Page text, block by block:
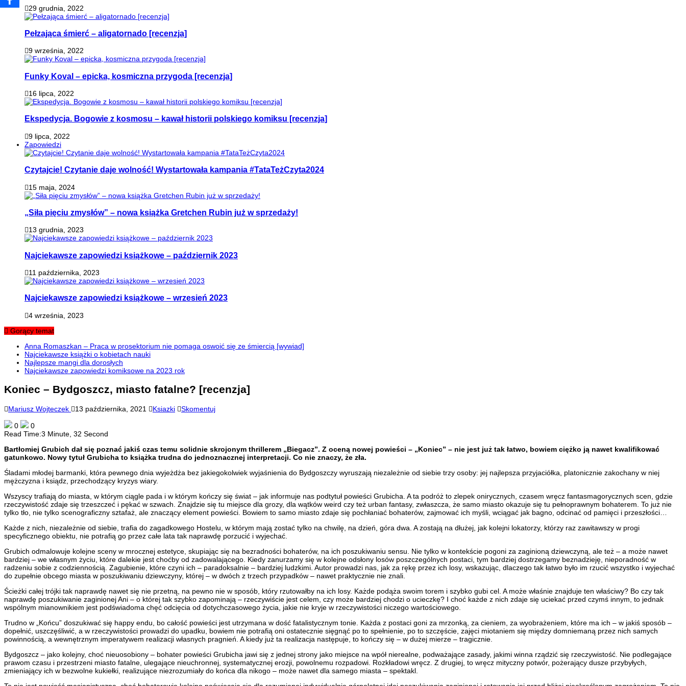
29 grudnia, 2022
Pełzająca śmierć – aligatornado [recenzja]
9 września, 2022
Funky Koval – epicka, kosmiczna przygoda [recenzja]
16 lipca, 2022
Ekspedycja. Bogowie z kosmosu – kawał historii polskiego komiksu [recenzja]
9 lipca, 2022
Zapowiedzi
Czytajcie! Czytanie daje wolność! Wystartowała kampania #TataTeżCzyta2024
15 maja, 2024
„Siła pięciu zmysłów” – nowa książka Gretchen Rubin już w sprzedaży!
13 grudnia, 2023
Najciekawsze zapowiedzi książkowe – październik 2023
11 października, 2023
Najciekawsze zapowiedzi książkowe – wrzesień 2023
4 września, 2023
Gorący temat
Anna Romaszkan – Praca w prosektorium nie pomaga oswoić się ze śmiercią [wywiad]
Najciekawsze książki o kobietach nauki
Najlepsze mangi dla dorosłych
Najciekawsze zapowiedzi komiksowe na 2023 rok
Koniec – Bydgoszcz, miasto fatalne? [recenzja]
Mariusz Wojteczek 13 października, 2021 Ksiazki Skomentuj
0
0
Read Time:3 Minute, 32 Second
Bartłomiej Grubich dał się poznać jakiś czas temu solidnie skrojonym thrillerem „Biegacz”. Z oceną nowej powieści – „Koniec” – nie jest już tak łatwo, bowiem ciężko ją nawet kwalifikować
gatunkowo. Nowy tytuł Grubicha to książka trudna do jednoznacznej interpretacji. Co nie znaczy, że zła.
Śladami młodej barmanki, która pewnego dnia wyjeżdża bez jakiegokolwiek wyjaśnienia do Bydgoszczy wyruszają niezależnie od siebie trzy osoby: jej najlepsza przyjaciółka, platonicznie zakochany w niej
mężczyzna i ksiądz, przechodzący kryzys wiary.
Wszyscy trafiają do miasta, w którym ciągle pada i w którym kończy się świat – jak informuje nas podtytuł powieści Grubicha. A ta podróż to zlepek onirycznych, czasem wręcz fantasmagorycznych scen, gdzie
rzeczywistość zdaje się trzeszczeć i pękać w szwach. Znajdzie się tu miejsce dla grozy, dla wątków weird czy też urban fantasy, zwłaszcza, że samo miasto okazuje się tu pełnoprawnym bohaterem. To już nie
tylko tło, nie tylko scenograficzny sztafaż, ale znaczący element powieści. Bowiem to samo miasto zdaje się pochłaniać bohaterów, zajmować ich myśli, wciągać jak bagno, odcinać od pamięci i przeszłości…
Każde z nich, niezależnie od siebie, trafia do zagadkowego Hostelu, w którym mają zostać tylko na chwilę, na dzień, góra dwa. A zostają na dłużej, jak kolejni lokatorzy, którzy raz zawitawszy w progi
specyficznego obiektu, nie potrafią go przez całe lata tak naprawdę porzucić i wyjechać.
Grubich odmalowuje kolejne sceny w mrocznej estetyce, skupiając się na bezradności bohaterów, na ich poszukiwaniu sensu. Nie tylko w kontekście pogoni za zaginioną dziewczyną, ale też – a może nawet
bardziej – we własnym życiu, które dalekie jest choćby od zadowalającego. Kiedy zanurzamy się w kolejne odsłony losów poszczególnych postaci, tym bardziej dostrzegamy beznadzieję, nieporadność w
radzeniu sobie z codziennością. Zagubienie, które czyni ich – paradoksalnie – bardziej ludzkimi. Autor prowadzi nas, jak za rękę przez ich losy, wskazując, dlaczego tak łatwo było im rzucić wszystko i wyjechać
do zupełnie obcego miasta w poszukiwaniu dziewczyny, której – w dwóch z trzech przypadków – nawet praktycznie nie znali.
Ścieżki całej trójki tak naprawdę nawet się nie przetną, na pewno nie w sposób, który rzutowałby na ich losy. Każde podąża swoim torem i szybko gubi cel. A może właśnie znajduje ten właściwy? Bo czy tak
naprawdę poszukiwanie zaginionej Ani – o której tak szybko zapominają – rzeczywiście jest celem, czy może bardziej chodzi o ucieczkę? I choć każde z nich zdaje się uciekać przed czymś innym, to jednak
wspólnym mianownikiem jest podświadoma chęć odcięcia od dotychczasowego życia, jakie nie kryje w rzeczywistości niczego wartościowego.
Trudno w „Końcu” doszukiwać się happy endu, bo całość powieści jest utrzymana w dość fatalistycznym tonie. Każda z postaci goni za mrzonką, za cieniem, za wyobrażeniem, które ma ich – w jakiś sposób –
dopełnić, uszczęśliwić, a w rzeczywistości prowadzi do upadku, bowiem nie potrafią oni ostatecznie sięgnąć po to spełnienie, po to szczęście, zajęci miotaniem się między domniemaną przez nich samych
powinnością, a wewnętrznym imperatywem realizacji własnych pragnień. A kiedy już ta realizacja następuje, to kończy się – w dużej mierze – tragicznie.
Bydgoszcz – jako kolejny, choć nieuosobiony – bohater powieści Grubicha jawi się z jednej strony jako miejsce na wpół nierealne, podważające zasady, jakimi winna rządzić się rzeczywistość. Nie podlegające
prawom czasu i przestrzeni miasto fatalne, ulegające nieuchronnej, systematycznej erozji, powolnemu rozpadowi. Rozkładowi wręcz. Z drugiej, to wręcz mityczny potwór, pożerający dusze przybyłych,
zmieniający ich w bezwolne kukiełki, realizujące niezrozumiały do końca dla nikogo – może nawet dla samego miasta – spektakl.